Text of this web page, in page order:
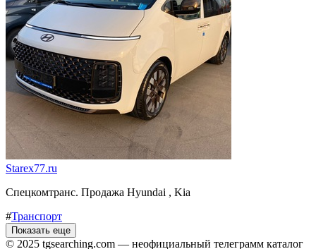
Starex77.ru
Спецкомтранс. Продажа Hyundai , Kia
#Транспорт
Показать еще
© 2025 tgsearching.com — неофициальный телеграмм каталог